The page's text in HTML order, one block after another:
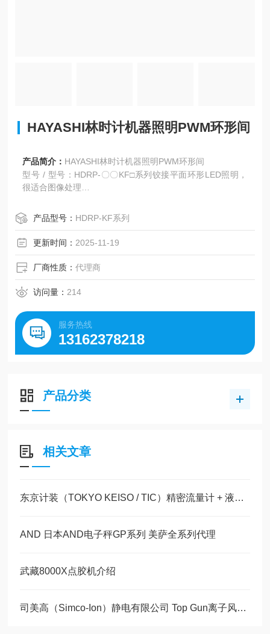
HAYASHI林时计机器照明PWM环形间
产品简介： HAYASHI林时计机器照明PWM环形间
型号 / 型号：HDRP-〇〇KF□系列铰接平面环形LED照明，
很适合图像处理
LED反射减少。 很适合光泽工件。
PWM照明控制系统以低热量产生减轻LED元件的热负荷。
它可以连接到带有直流12V输出的脉冲调光电源。
产品型号： HDRP-KF系列
更新时间： 2025-11-19
厂商性质：代理商
访问量： 214
服务热线
13162378218
产品分类
相关文章
东京计装（TOKYO KEISO / TIC）精密流量计 + 液位开关全
AND 日本AND电子秤GP系列 美萨全系列代理
武藏8000X点胶机介绍
司美高（Simco-Ion）静电有限公司 Top Gun离子风枪 现货30套